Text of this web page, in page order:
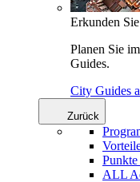
Erkunden
Planen Sie
Guides.
City Guides
Zurück
Punkte
ALL